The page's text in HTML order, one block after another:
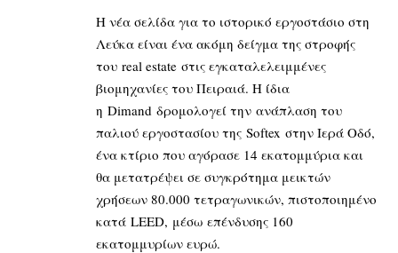
Η νέα σελίδα για το ιστορικό εργοστάσιο στη
Λεύκα είναι ένα ακόμη δείγμα της στροφής
του real estate στις εγκαταλελειμμένες
βιομηχανίες του Πειραιά. Η ίδια
η Dimand δρομολογεί την ανάπλαση του
παλιού εργοστασίου της Softex στην Ιερά Οδό,
ένα κτίριο που αγόρασε 14 εκατομμύρια και
θα μετατρέψει σε συγκρότημα μεικτών
χρήσεων 80.000 τετραγωνικών, πιστοποιημένο
κατά LEED, μέσω επένδυσης 160
εκατομμυρίων ευρώ.